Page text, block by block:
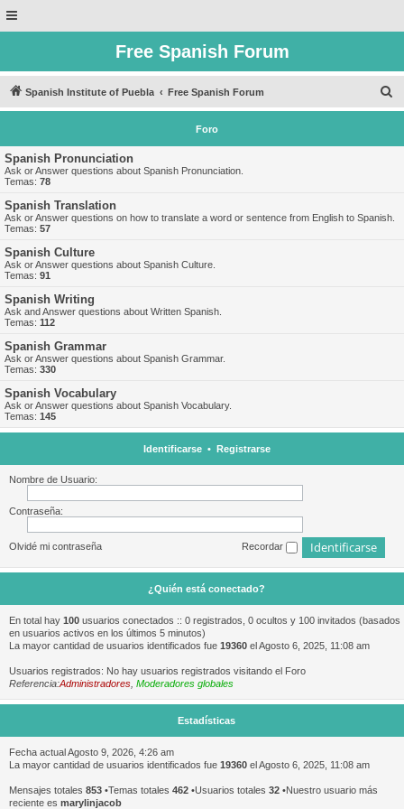
Free Spanish Forum
Spanish Institute of Puebla Free Spanish Forum
u
Foro
Spanish Pronunciation
Ask or Answer questions about Spanish Pronunciation.
Temas: 78
Spanish Translation
Ask or Answer questions on how to translate a word or sentence from English to Spanish.
Temas: 57
Spanish Culture
Ask or Answer questions about Spanish Culture.
Temas: 91
Spanish Writing
Ask and Answer questions about Written Spanish.
Temas: 112
Spanish Grammar
Ask or Answer questions about Spanish Grammar.
Temas: 330
Spanish Vocabulary
Ask or Answer questions about Spanish Vocabulary.
Temas: 145
Identificarse• Registrarse
Nombre de Usuario:
Contraseña:
Olvidé mi contraseña Recordar
¿Quién está conectado?
En total hay 100 usuarios conectados :: 0 registrados, 0 ocultos y 100 invitados (basados
en usuarios activos en los últimos 5 minutos)
La mayor cantidad de usuarios identificados fue 19360 el Agosto 6, 2025, 11:08 am
Usuarios registrados: No hay usuarios registrados visitando el Foro
Referencia:Administradores Moderadores globales
Estadísticas
Fecha actual Agosto 9, 2026, 4:26 am
La mayor cantidad de usuarios identificados fue 19360 el Agosto 6, 2025, 11:08 am
Mensajes totales 853 •Temas totales 462 •Usuarios totales 32 •Nuestro usuario más
reciente es marylinjacob